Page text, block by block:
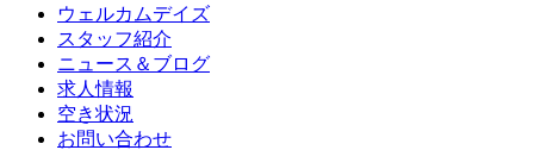
ウェルカムデイズ
スタッフ紹介
ニュース＆ブログ
求人情報
空き状況
お問い合わせ